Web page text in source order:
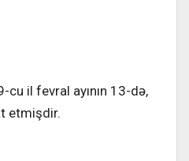
il fevral ayının 13-də,
etmişdir.